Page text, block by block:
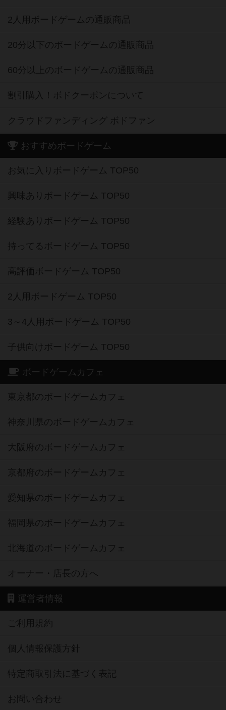
2人用ボードゲームの通販商品
20分以下のボードゲームの通販商品
60分以上のボードゲームの通販商品
割引購入！ボドクーポンについて
クラウドファンディング ボドファン
おすすめボードゲーム
お気に入りボードゲーム TOP50
興味ありボードゲーム TOP50
経験ありボードゲーム TOP50
持ってるボードゲーム TOP50
高評価ボードゲーム TOP50
2人用ボードゲーム TOP50
3～4人用ボードゲーム TOP50
子供向けボードゲーム TOP50
ボードゲームカフェ
東京都のボードゲームカフェ
神奈川県のボードゲームカフェ
大阪府のボードゲームカフェ
京都府のボードゲームカフェ
愛知県のボードゲームカフェ
福岡県のボードゲームカフェ
北海道のボードゲームカフェ
オーナー・店長の方へ
運営者情報
ご利用規約
個人情報保護方針
特定商取引法に基づく表記
お問い合わせ